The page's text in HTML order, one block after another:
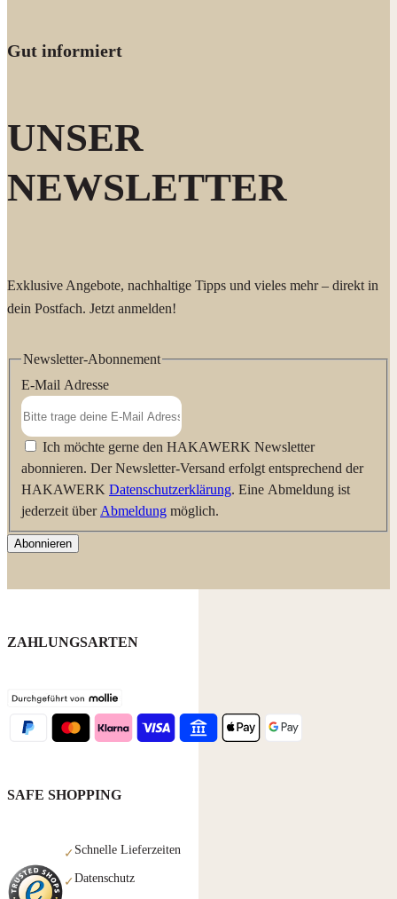
Gut informiert
UNSER
NEWSLETTER
Exklusive Angebote, nachhaltige Tipps und vieles mehr – direkt in
dein Postfach. Jetzt anmelden!
Newsletter-Abonnement
E-Mail Adresse
Ich möchte gerne den HAKAWERK Newsletter
abonnieren. Der Newsletter-Versand erfolgt entsprechend der
HAKAWERK Datenschutzerklärung. Eine Abmeldung ist
jederzeit über Abmeldung möglich.
Abonnieren
ZAHLUNGSARTEN
SAFE SHOPPING
✓ Schnelle Lieferzeiten
✓Datenschutz